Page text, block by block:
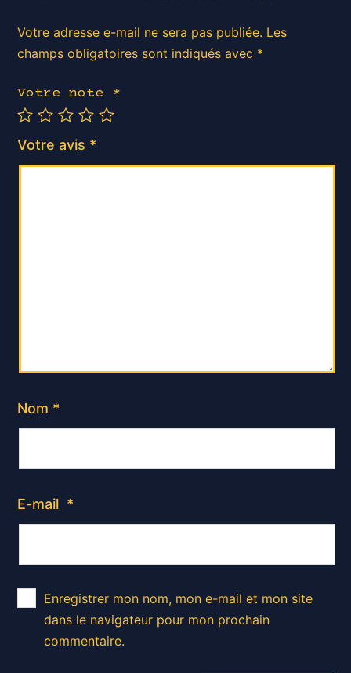
Votre adresse e-mail ne sera pas publiée. Les
champs obligatoires sont indiqués avec *
Votre note *
Votre avis *
Nom *
E-mail *
Enregistrer mon nom, mon e-mail et mon site
dans le navigateur pour mon prochain
commentaire.